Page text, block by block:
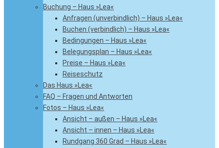
Buchung – Haus »Lea«
Anfragen (unverbindlich) – Haus »Lea«
Buchen (verbindlich) – Haus »Lea«
Bedingungen – Haus »Lea«
Belegungsplan – Haus »Lea«
Preise – Haus »Lea«
Reiseschutz
Das Haus »Lea«
FAQ – Fragen und Antworten
Fotos – Haus »Lea«
Ansicht – außen – Haus »Lea«
Ansicht – innen – Haus »Lea«
Rundgang 360 Grad – Haus »Lea«